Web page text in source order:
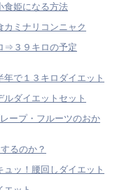
食姫になる方法
ミナリコンニャク
⇒３９キロの予定
で１３キロダイエット
ダイエットセット
ープ・フルーツのおか
るのか？
ッ！腰回しダイエット